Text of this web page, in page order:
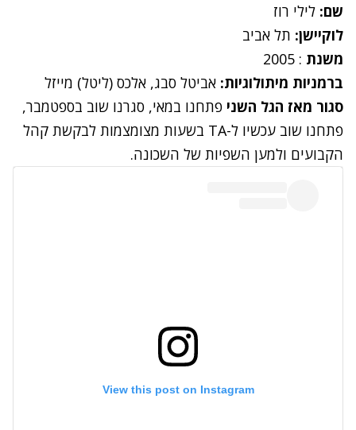
שם: לילי רוז
לוקיישן: תל אביב
משנת : 2005
ברמניות מיתולוגיות: אביטל סבג, אלכס (ליטל) מייזל
סגור מאז הגל השני פתחנו במאי, סגרנו שוב בספטמבר,
פתחנו שוב עכשיו ל-TA בשעות מצומצמות לבקשת קהל
הקבועים ולמען השפיות של השכונה.
View this post on Instagram